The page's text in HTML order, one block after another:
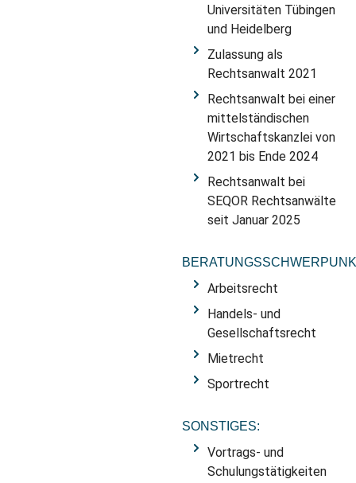
Universitäten Tübingen
und Heidelberg
Zulassung als
Rechtsanwalt 2021
Rechtsanwalt bei einer
mittelständischen
Wirtschaftskanzlei von
2021 bis Ende 2024
Rechtsanwalt bei
SEQOR Rechtsanwälte
seit Januar 2025
Arbeitsrecht
Handels- und
Gesellschaftsrecht
Mietrecht
Sportrecht
SONSTIGES:
Vortrags- und
Schulungstätigkeiten